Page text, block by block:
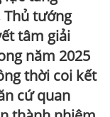
Thủ tướng
tâm giải
năm 2025
thời coi kết
cứ quan